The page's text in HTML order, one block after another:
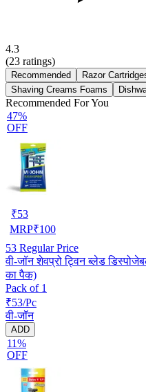
4.3
(23 ratings)
Recommended Razor
Shaving Creams Foams
Recommended For You
47%
OFF
₹53
MRP₹100
53 Regular Price
वी-जॉन शेवप्रो ट्विन ब्लेड
का पैक)
Pack of 1
₹53/Pc
वी-जॉन
ADD
11%
OFF